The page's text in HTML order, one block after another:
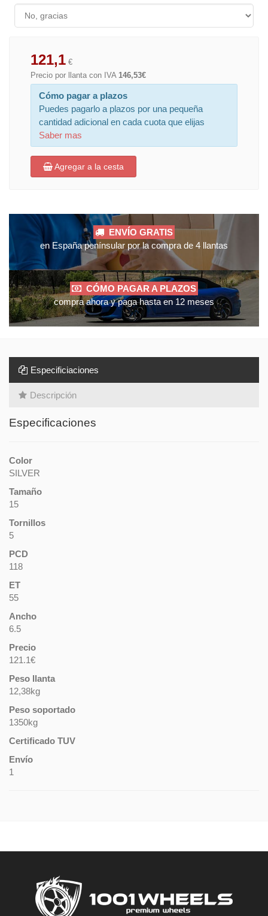
121,1 €
Precio por llanta con IVA 146,53€
Cómo pagar a plazos
Puedes pagarlo a plazos por una pequeña
cantidad adicional en cada cuota que elijas
Saber mas
Agregar a la cesta
ENVÍO GRATIS
en España penínsular por la compra de 4 llantas
CÓMO PAGAR A PLAZOS
compra ahora y paga hasta en 12 meses
Especificiaciones
Descripción
Especificaciones
Color
SILVER
Tamaño
15
Tornillos
5
PCD
118
ET
55
Ancho
6.5
Precio
121.1€
Peso llanta
12,38kg
Peso soportado
1350kg
Certificado TUV
Envío
1